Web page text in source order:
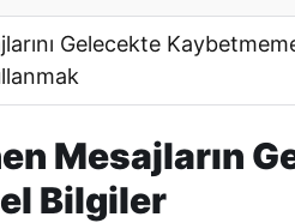
Gelecekte
Mesajların
Bilgiler